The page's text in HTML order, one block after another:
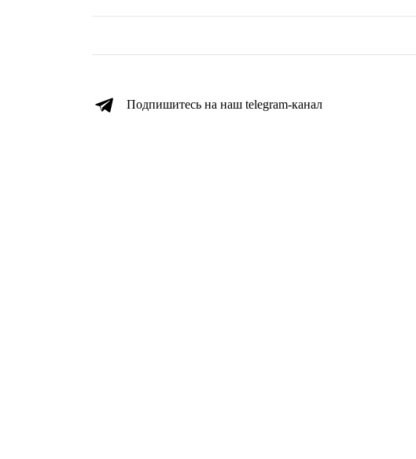
Подпишитесь на наш telegram-канал